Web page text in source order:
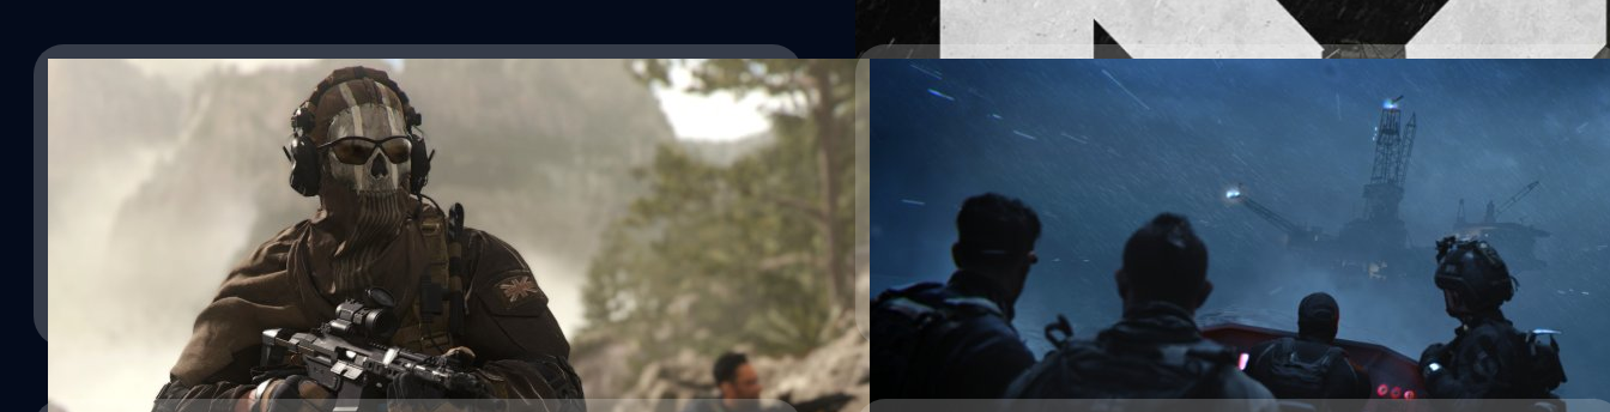
ค่ายเกมผู้พัฒนา Modern Warfare อาจกำลังพัฒนาเกมอาร์พีจีโลกกว้างอยู่
10/06/2022
Call of Duty: Modern Warfare II เผยตัวอย่างโชว์ปฏิบัติการ Dark Water
ค่ายเกม Activision และทีมพัฒนา Infinity Ward ได้ปล่อยตัวอย่างใหม่ของเกม Call of Duty: Modern
Warfare II ซึ่งจะโชว์ปฏิบัติการ Dark Water ทีม Task Force 141 ค้นพบข้อมูลที่แสดงให้เห็นว่า ขีปนาวุธถูก
ซ่อนอยู่บนเรือ และได้ส่ง Soap, Ghost และ Alejandro Vargas พร้อมหน่วย Shadow Company เข้าไปใน
เรือที่เต็มไปด้วยศัตรูเพื่อค้นหาระบบควบคุมขีปนาวุธ Call of Duty: Modern Warfare II จะวางจำหน่ายในวัน
ที่ 28 ตุลาคม 2022 บนแพลตฟอร์ม PlayStation 5, Xbox Series X|S, PlayStation 4, Xbox One และ PC
(Steam และ…
ศุภกร ประเสริฐศิลป์ | 1521 days ago
Read More